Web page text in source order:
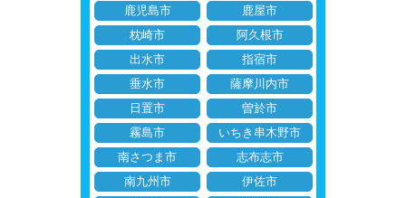
鹿児島市
鹿屋市
枕崎市
阿久根市
出水市
指宿市
垂水市
薩摩川内市
日置市
曽於市
霧島市
いちき串木野市
南さつま市
志布志市
南九州市
伊佐市